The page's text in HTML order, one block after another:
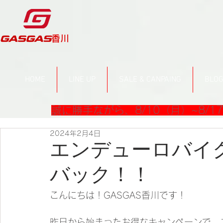
​香川
誠に勝手ながら、8/10（月）~8/
エンデューロバイ
バック！！
2024年2月4日
こんにちは！GASGAS香川です！